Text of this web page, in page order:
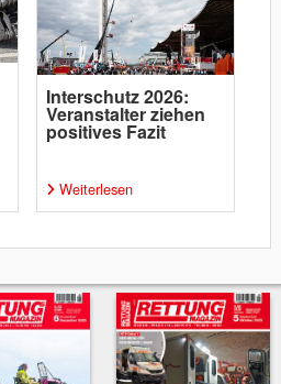
Interschutz 2026:
Veranstalter ziehen
positives Fazit
Weiterlesen